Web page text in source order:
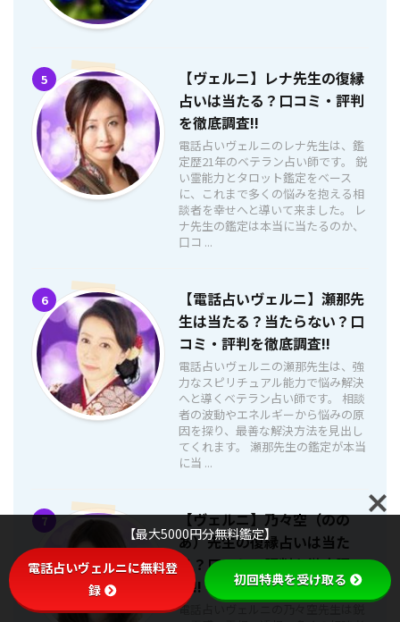
5
【ヴェルニ】レナ先生の復縁
占いは当たる？口コミ・評判
を徹底調査!!
電話占いヴェルニのレナ先生は、鑑
定歴21年のベテラン占い師です。 鋭
い霊能力とタロット鑑定をベース
に、これまで多くの悩みを抱える相
談者を幸せへと導いて来ました。 レ
ナ先生の鑑定は本当に当たるのか、
口コ ...
6
【電話占いヴェルニ】瀬那先
生は当たる？当たらない？口
コミ・評判を徹底調査!!
電話占いヴェルニの瀬那先生は、強
力なスピリチュアル能力で悩み解決
へと導くベテラン占い師です。 相談
者の波動やエネルギーから悩みの原
因を探り、最善な解決方法を見出し
てくれます。 瀬那先生の鑑定が本当
に当 ...
7
【ヴェルニ】乃々空（のの
あ）先生の復縁占いは当た
る？口コミ・評判を徹底調
査!!
電話占いヴェルニの乃々空先生は鋭
【最大5000円分無料鑑定】
電話占いヴェルニに無料登
録
初回特典を受け取る